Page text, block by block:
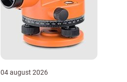
04 august 2026